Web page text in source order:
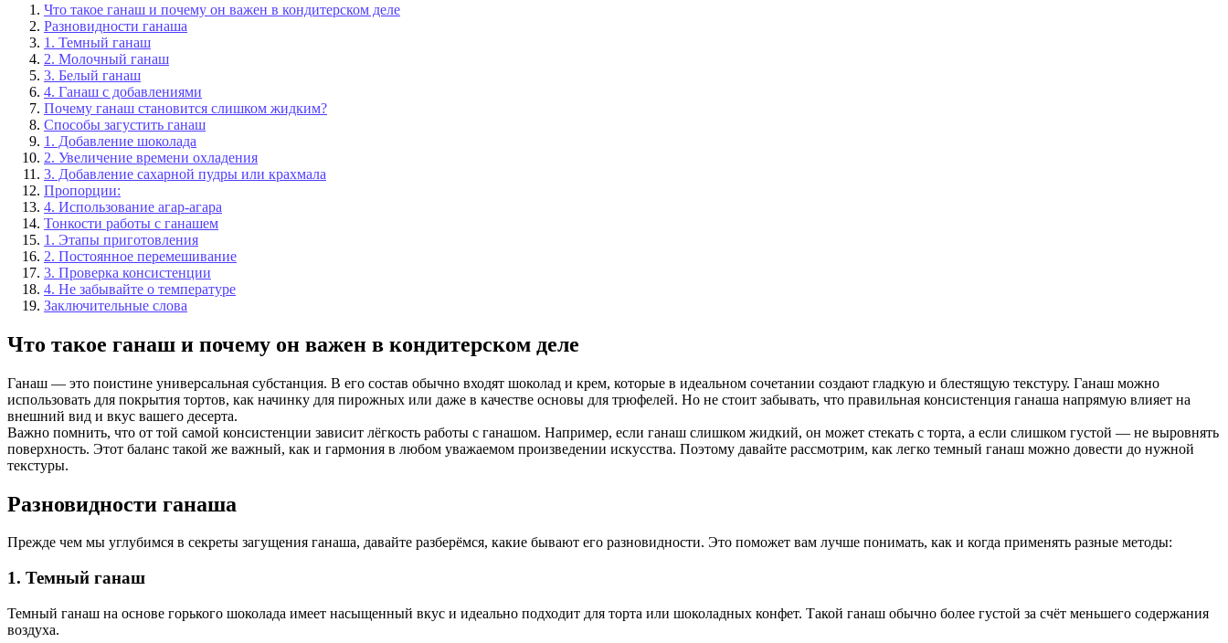
Что такое ганаш и почему он важен в кондитерском деле
Разновидности ганаша
1. Темный ганаш
2. Молочный ганаш
3. Белый ганаш
4. Ганаш с добавлениями
Почему ганаш становится слишком жидким?
Способы загустить ганаш
1. Добавление шоколада
2. Увеличение времени охладения
3. Добавление сахарной пудры или крахмала
Пропорции:
4. Использование агар-агара
Тонкости работы с ганашем
1. Этапы приготовления
2. Постоянное перемешивание
3. Проверка консистенции
4. Не забывайте о температуре
Заключительные слова
Что такое ганаш и почему он важен в кондитерском деле
Ганаш — это поистине универсальная субстанция. В его состав обычно входят шоколад и крем, которые в идеальном сочетании создают гладкую и блестящую текстуру. Ганаш можно
использовать для покрытия тортов, как начинку для пирожных или даже в качестве основы для трюфелей. Но не стоит забывать, что правильная консистенция ганаша напрямую влияет на
внешний вид и вкус вашего десерта.
Важно помнить, что от той самой консистенции зависит лёгкость работы с ганашом. Например, если ганаш слишком жидкий, он может стекать с торта, а если слишком густой — не выровнять
поверхность. Этот баланс такой же важный, как и гармония в любом уважаемом произведении искусства. Поэтому давайте рассмотрим, как легко темный ганаш можно довести до нужной
текстуры.
Разновидности ганаша
Прежде чем мы углубимся в секреты загущения ганаша, давайте разберёмся, какие бывают его разновидности. Это поможет вам лучше понимать, как и когда применять разные методы:
1. Темный ганаш
Темный ганаш на основе горького шоколада имеет насыщенный вкус и идеально подходит для торта или шоколадных конфет. Такой ганаш обычно более густой за счёт меньшего содержания
воздуха.